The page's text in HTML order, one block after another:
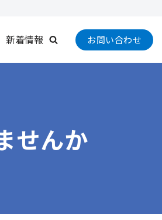
新着情報 お問い合わせ
せんか